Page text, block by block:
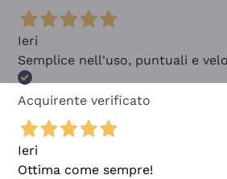
Ieri
Semplice nell'uso, puntuali e
Acquirente verificato
Ieri
Ottima come sempre!